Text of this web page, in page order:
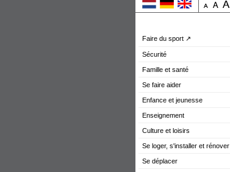
Faire du sport ↗
Sécurité
Famille et santé
Se faire aider
Enfance et jeunesse
Enseignement
Culture et loisirs
Se loger, s'installer et rénover
Se déplacer